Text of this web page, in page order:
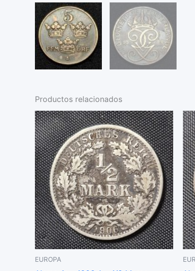
Productos relacionados
EUROPA